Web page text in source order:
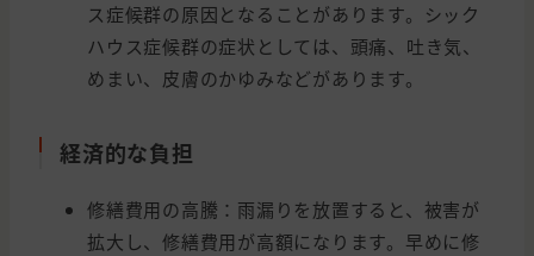
ス症候群の原因となることがあります。シック
ハウス症候群の症状としては、頭痛、吐き気、
めまい、皮膚のかゆみなどがあります。
経済的な負担
修繕費用の高騰：雨漏りを放置すると、被害が
拡大し、修繕費用が高額になります。早めに修